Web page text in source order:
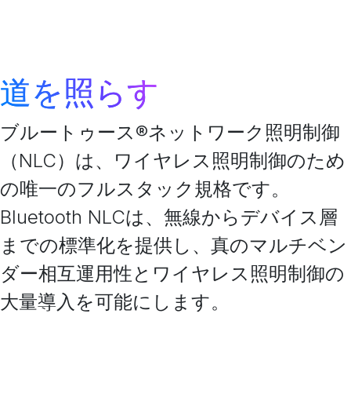
道を照らす
ブルートゥース®ネットワーク照明制御
（NLC）は、ワイヤレス照明制御のため
の唯一のフルスタック規格です。
Bluetooth NLCは、無線からデバイス層
までの標準化を提供し、真のマルチベン
ダー相互運用性とワイヤレス照明制御の
大量導入を可能にします。